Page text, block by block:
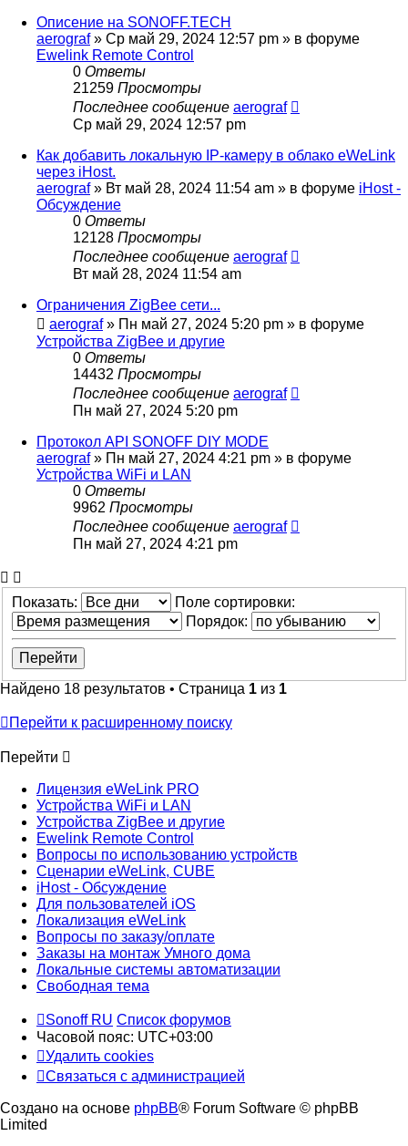
Описение на SONOFF.TECH
aerograf» Ср май 29, 2024 12:57 pm » в форуме
Ewelink Remote Control
0 Ответы
21259 Просмотры
Последнее сообщение aerograf
Ср май 29, 2024 12:57 pm
Как добавить локальную IP-камеру в облако eWeLink
через iHost.
aerograf» Вт май 28, 2024 11:54 am » в форуме iHost -
Обсуждение
0 Ответы
12128 Просмотры
Последнее сообщение aerograf
Вт май 28, 2024 11:54 am
Ограничения ZigBee сети...
aerograf» Пн май 27, 2024 5:20 pm » в форуме
Устройства ZigBee и другие
0 Ответы
14432 Просмотры
Последнее сообщение aerograf
Пн май 27, 2024 5:20 pm
Протокол API SONOFF DIY MODE
aerograf» Пн май 27, 2024 4:21 pm » в форуме
Устройства WiFi и LAN
0 Ответы
9962 Просмотры
Последнее сообщение aerograf
Пн май 27, 2024 4:21 pm
Показать:
Поле сортировки:
Порядок:
Найдено 18 результатов • Страница 1 из 1
Перейти к расширенному поиску
Перейти
Лицензия eWeLink PRO
Устройства WiFi и LAN
Устройства ZigBee и другие
Ewelink Remote Control
Вопросы по использованию устройств
Сценарии eWeLink, CUBE
iHost - Обсуждение
Для пользователей iOS
Локализация eWeLink
Вопросы по заказу/оплате
Заказы на монтаж Умного дома
Локальные системы автоматизации
Свободная тема
Sonoff RU Список форумов
Часовой пояс: UTC+03:00
Удалить cookies
Связаться с администрацией
Создано на основе phpBB® Forum Software © phpBB
Limited